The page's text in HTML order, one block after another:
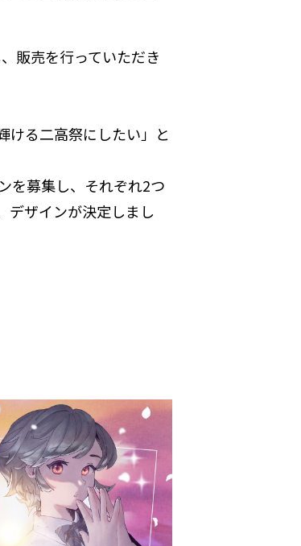
販売を行っていただき
ける二高祭にしたい」と
を募集し、それぞれ2つ
デザインが決定しまし